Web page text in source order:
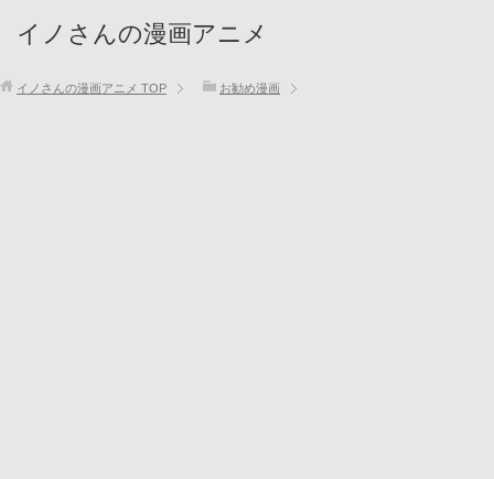
イノさんの漫画アニメ
イノさんの漫画アニメ TOP お勧め漫画